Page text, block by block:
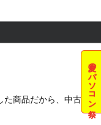
夏のパソコン祭
商品だから、中古で